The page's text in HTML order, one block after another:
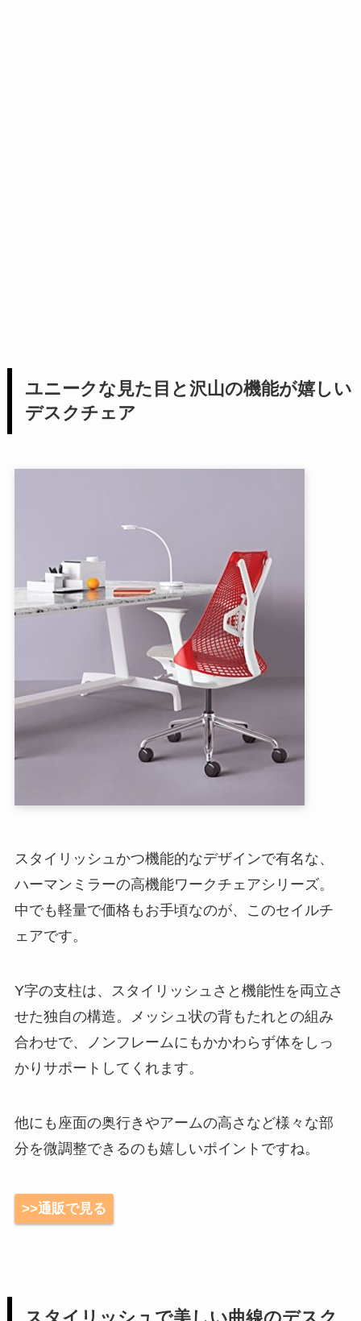
ユニークな見た目と沢山の機能が嬉しい
デスクチェア
スタイリッシュかつ機能的なデザインで有名な、
ハーマンミラーの高機能ワークチェアシリーズ。
中でも軽量で価格もお手頃なのが、このセイルチ
ェアです。
Y字の支柱は、スタイリッシュさと機能性を両立さ
せた独自の構造。メッシュ状の背もたれとの組み
合わせで、ノンフレームにもかかわらず体をしっ
かりサポートしてくれます。
他にも座面の奥行きやアームの高さなど様々な部
分を微調整できるのも嬉しいポイントですね。
>>通販で見る